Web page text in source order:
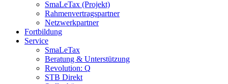
SmaLeTax (Projekt)
Rahmenvertragspartner
Netzwerkpartner
Fortbildung
Service
SmaLeTax
Beratung & Unterstützung
Revolution: Q
STB Direkt